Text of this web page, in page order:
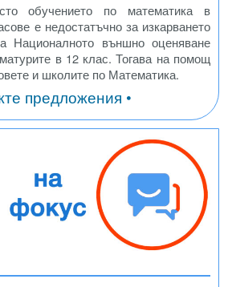
обучението по математика в
е недостатъчно за изкарването
Националното външно оценяване
в 12 клас. Тогава на помощ
и школите по Математика.
предложения •